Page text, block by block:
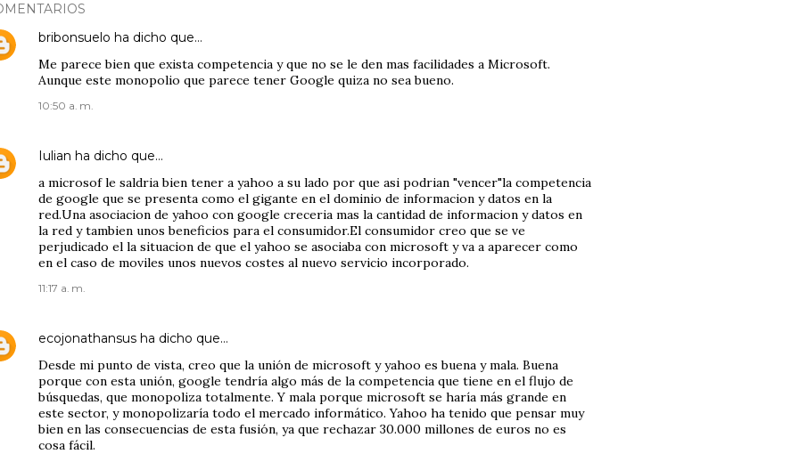
bribonsuelo ha dicho que…
Me parece bien que exista competencia y que no se le den mas facilidades a Microsoft.
Aunque este monopolio que parece tener Google quiza no sea bueno.
10:50 a. m.
Iulian ha dicho que…
a microsof le saldria bien tener a yahoo a su lado por que asi podrian "vencer"la competencia
de google que se presenta como el gigante en el dominio de informacion y datos en la
red.Una asociacion de yahoo con google creceria mas la cantidad de informacion y datos en
la red y tambien unos beneficios para el consumidor.El consumidor creo que se ve
perjudicado el la situacion de que el yahoo se asociaba con microsoft y va a aparecer como
en el caso de moviles unos nuevos costes al nuevo servicio incorporado.
11:17 a. m.
ecojonathansus ha dicho que…
Desde mi punto de vista, creo que la unión de microsoft y yahoo es buena y mala. Buena
porque con esta unión, google tendría algo más de la competencia que tiene en el flujo de
búsquedas, que monopoliza totalmente. Y mala porque microsoft se haría más grande en
este sector, y monopolizaría todo el mercado informático. Yahoo ha tenido que pensar muy
bien en las consecuencias de esta fusión, ya que rechazar 30.000 millones de euros no es
cosa fácil.